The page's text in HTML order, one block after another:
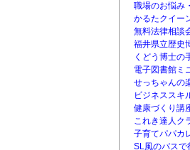
職場のお悩み
かるたクイー
無料法律相
福井県立歴
くどう博士の
電子図書館
せっちゃんの
ビジネススキ
健康づくり講
これき達人
子育てパパカ
SL風のバスで